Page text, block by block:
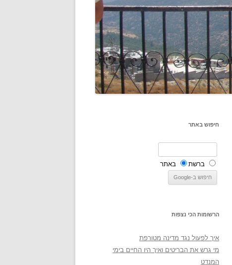
חיפוש באתר
ברשת באתר
הרשומות הכי נצפות
איך לפעול נגד מדינה מטורפת
מי גרש את הבריטים ואיך היו החיים בימי
המנדט